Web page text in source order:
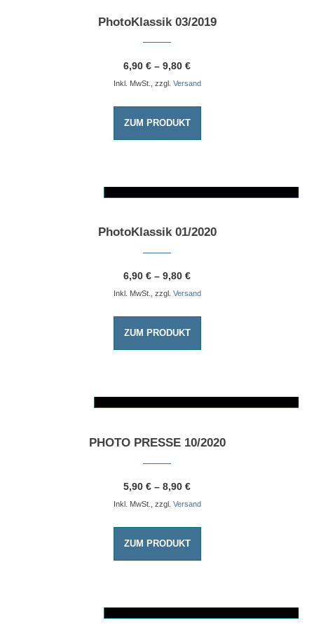
PhotoKlassik 03/2019
6,90 € – 9,80 €
Inkl. MwSt., zzgl. Versand
ZUM PRODUKT
Dieses Produkt weist mehrere Varianten auf. Die Optionen können auf der Produktseite gewählt werden
PhotoKlassik 01/2020
6,90 € – 9,80 €
Inkl. MwSt., zzgl. Versand
ZUM PRODUKT
Dieses Produkt weist mehrere Varianten auf. Die Optionen können auf der Produktseite gewählt werden
PHOTO PRESSE 10/2020
5,90 € – 8,90 €
Inkl. MwSt., zzgl. Versand
ZUM PRODUKT
Dieses Produkt weist mehrere Varianten auf. Die Optionen können auf der Produktseite gewählt werden